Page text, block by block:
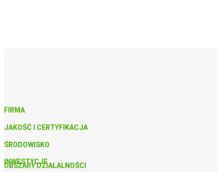
FIRMA
JAKOŚĆ I CERTYFIKACJA
ŚRODOWISKO
INWESTYCJE
OBSZARY DZIAŁALNOŚCI